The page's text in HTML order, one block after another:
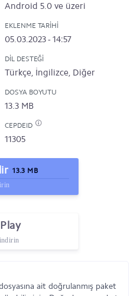
Android 5.0 ve üzeri
EKLENME TARIHI
05.03.2023 - 14:57
DIL DESTEĞI
Türkçe, İngilizce, Diğer
DOSYA BOYUTU
13.3 MB
CEPDEID
11305
13.3 MB
ait doğrulanmış paket